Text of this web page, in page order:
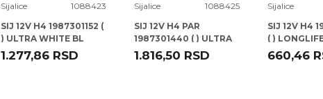
Sijalice
1088423
SIJ 12V H4 1987301152 (
) ULTRA WHITE BL
BOSCH
1.277,86 RSD
Sijalice
1088425
SIJ 12V H4 PAR
1987301440 ( ) ULTRA
WHITE DBL BOSCH
1.816,50 RSD
Sijalice
SIJ 12V H4
( )
BL BOSCH
660,46